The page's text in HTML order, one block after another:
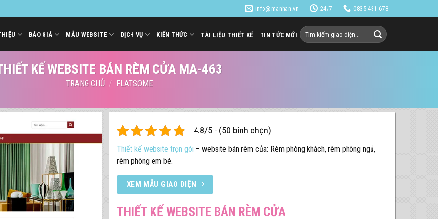
info@manhan.vn 24/7 0835 431 678
BÁO GIÁ MẪU WEBSITE DỊCH VỤ KIẾN THỨC TÀI LIỆU THIẾT KẾ TIN TỨC MỚI Tìm
KẾ WEBSITE BÁN RÈM CỬA MA-463
TRANG CHỦ / FLATSOME
4.8/5 - (50 bình chọn)
Thiết kế website trọn gói – website bán rèm cửa: Rèm phòng khách, rèm phòng ngủ,
rèm phòng em bé.
XEM MẪU GIAO DIỆN
THIẾT KẾ WEBSITE BÁN RÈM CỬA